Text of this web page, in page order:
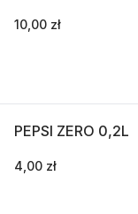
10,00 zł
PEPSI ZERO 0,2L
4,00 zł